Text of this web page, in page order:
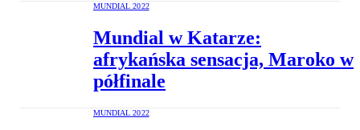
MUNDIAL 2022
Mundial w Katarze:
afrykańska sensacja, Maroko w
półfinale
MUNDIAL 2022